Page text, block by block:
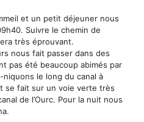
et un petit déjeuner nous
Suivre le chemin de
très éprouvant.
nous fait passer dans des
pas été beaucoup abimés par
le long du canal à
se fait sur un voie verte très
de l’Ourc. Pour la nuit nous